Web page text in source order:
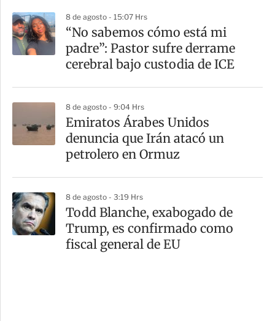
8 de agosto - 15:07 Hrs
“No sabemos cómo está mi
padre”: Pastor sufre derrame
cerebral bajo custodia de ICE
8 de agosto - 9:04 Hrs
Emiratos Árabes Unidos
denuncia que Irán atacó un
petrolero en Ormuz
8 de agosto - 3:19 Hrs
Todd Blanche, exabogado de
Trump, es confirmado como
fiscal general de EU